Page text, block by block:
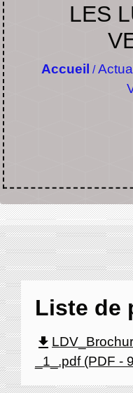
LES
Accueil /
Liste de
file_download
_1_.pdf (PDF -